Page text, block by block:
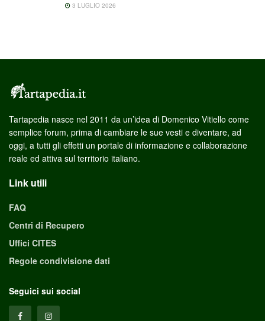
3 LUGLIO 2026
Tartapedia nasce nel 2011 da un’idea di Domenico Vitiello come
semplice forum, prima di cambiare le sue vesti e diventare, ad
oggi, a tutti gli effetti un portale di informazione e collaborazione
reale ed attiva sul territorio italiano.
Link utili
FAQ
Centri di Recupero
Uffici CITES
Regole condivisione dati
Seguici sui social